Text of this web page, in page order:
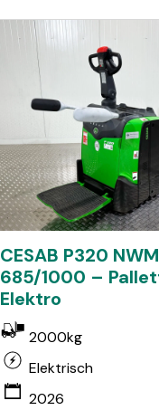
CESAB P320
685/1000 –
Elektro
2000kg
Elektrisch
2026